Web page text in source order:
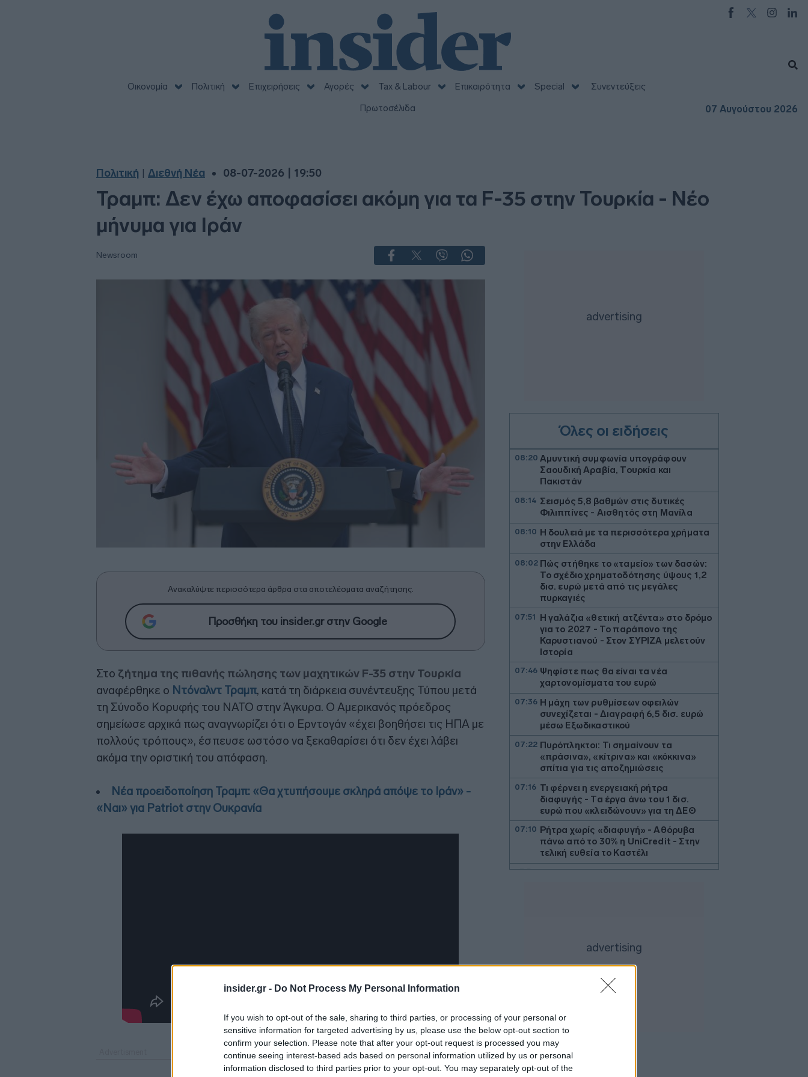
insider.gr - Do Not Process My Personal Information
If you wish to opt-out of the sale, sharing to third parties, or processing of your personal or
sensitive information for targeted advertising by us, please use the below opt-out section to
confirm your selection. Please note that after your opt-out request is processed you may
continue seeing interest-based ads based on personal information utilized by us or personal
information disclosed to third parties prior to your opt-out. You may separately opt-out of the
Οικονομία Πολιτική Επιχειρήσεις Αγορές Tax & Labour Επικαιρότητα Special
Συνεντεύξεις
Πρωτοσέλιδα
07 Αυγούστου 2026
Πολιτική Διεθνή Νέα 08-07-2026 | 19:50
Τραμπ: Δεν έχω αποφασίσει ακόμη για τα F-35 στην Τουρκία - Νέο
μήνυμα για Ιράν
Newsroom
Ανακαλύψτε περισσότερα άρθρα στα αποτελέσματα αναζήτησης.
Προσθήκη του insider.gr στην Google
Στο ζήτημα της πιθανής πώλησης των μαχητικών F-35 στην Τουρκία
αναφέρθηκε ο Ντόναλντ Τραμπ, κατά τη διάρκεια συνέντευξης Τύπου μετά
τη Σύνοδο Κορυφής του ΝΑΤΟ στην Άγκυρα. Ο Αμερικανός πρόεδρος
σημείωσε αρχικά πως αναγνωρίζει ότι ο Ερντογάν «έχει βοηθήσει τις ΗΠΑ με
πολλούς τρόπους», έσπευσε ωστόσο να ξεκαθαρίσει ότι δεν έχει λάβει
ακόμα την οριστική του απόφαση.
Νέα προειδοποίηση Τραμπ: «Θα χτυπήσουμε σκληρά απόψε το Ιράν» -
«Ναι» για Patriot στην Ουκρανία
Όλες οι ειδήσεις
08:20 Aμυντική συμφωνία υπογράφουν
Σαουδική Αραβία, Τουρκία και
Πακιστάν
08:14 Σεισμός 5,8 βαθμών στις δυτικές
Φιλιππίνες - Αισθητός στη Μανίλα
08:10 Η δουλειά με τα περισσότερα χρήματα
στην Ελλάδα
08:02 Πώς στήθηκε το «ταμείο» των δασών:
Το σχέδιο χρηματοδότησης ύψους 1,2
δισ. ευρώ μετά από τις μεγάλες
πυρκαγιές
07:51 Η γαλάζια «θετική ατζέντα» στο δρόμο
για το 2027 - Το παράπονο της
Καρυστιανού - Στον ΣΥΡΙΖΑ μελετούν
Ιστορία
07:46 Ψηφίστε πως θα είναι τα νέα
χαρτονομίσματα του ευρώ
07:36 Η μάχη των ρυθμίσεων οφειλών
συνεχίζεται - Διαγραφή 6,5 δισ. ευρώ
μέσω Εξωδικαστικού
07:22 Πυρόπληκτοι: Τι σημαίνουν τα
«πράσινα», «κίτρινα» και «κόκκινα»
σπίτια για τις αποζημιώσεις
07:16 Τι φέρνει η ενεργειακή ρήτρα
διαφυγής - Τα έργα άνω του 1 δισ.
ευρώ που «κλειδώνουν» για τη ΔΕΘ
07:10 Ρήτρα χωρίς «διαφυγή» - Αθόρυβα
πάνω από το 30% η UniCredit - Στην
τελική ευθεία το Καστέλι
23:58 Ο Τραμπ σκοπεύει να απαγορεύσει τη
Τραμπ: «Ο πόλεμος με το Ιράν θα
Ο ΔΟΑΕ προειδοποιεί για την
κατάσταση στον πυρηνικό σταθμό στη
23:21 Απώλειες στη Wall Street λόγω της
αβεβαιότητας για το Ορμούζ
23:06
Ο Γκουτέρες ζητά άμεσο τερματισμό
των επιθέσεων κατά αμάχων σε
Ουκρανία και Ρωσία